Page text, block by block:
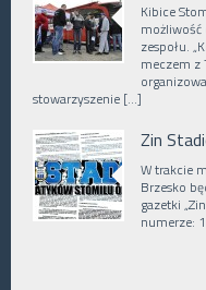
Kibice
możliwość
zespołu.
meczem z
stowarzyszenie […]
Zin
W trakcie
Brzesko
gazetki
numerze: